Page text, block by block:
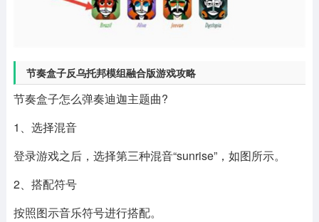
节奏盒子反乌托邦模组融合版游戏攻略
节奏盒子怎么弹奏迪迦主题曲?
1、选择混音
登录游戏之后，选择第三种混音“sunrise”，如图所示。
2、搭配符号
按照图示音乐符号进行搭配。